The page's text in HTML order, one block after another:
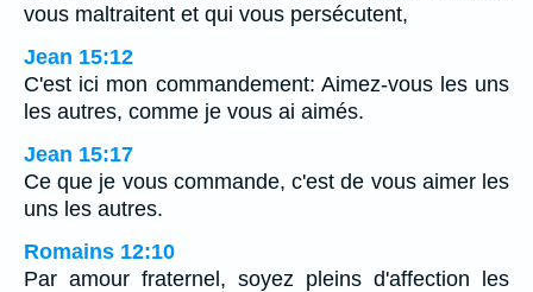
vous maltraitent et qui vous persécutent,
Jean 15:12
C'est ici mon commandement: Aimez-vous les uns
les autres, comme je vous ai aimés.
Jean 15:17
Ce que je vous commande, c'est de vous aimer les
uns les autres.
Romains 12:10
Par amour fraternel, soyez pleins d'affection les